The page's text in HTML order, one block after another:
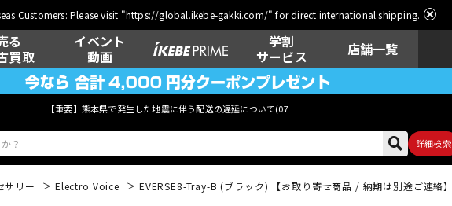
Customers: Please visit "https://global.ikebe-gakki.com/" for direct international shipping.
る
買取
イベント
動画
学割
サービス
店舗一覧
【重要】熊本県で発生した地震に伴う配送の遅延について(07月29日
詳細検索
サリー Electro Voice EVERSE8-Tray-B (ブラック) 【お取り寄せ商品 / 納期は別途ご連絡】